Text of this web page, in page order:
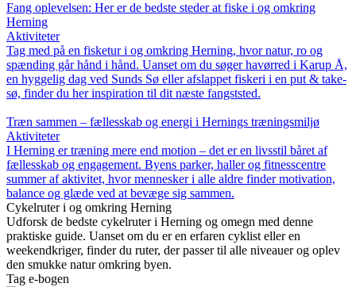
Fang oplevelsen: Her er de bedste steder at fiske i og omkring
Herning
Aktiviteter
Tag med på en fisketur i og omkring Herning, hvor natur, ro og
spænding går hånd i hånd. Uanset om du søger havørred i Karup Å,
en hyggelig dag ved Sunds Sø eller afslappet fiskeri i en put & take-
sø, finder du her inspiration til dit næste fangststed.
Træn sammen – fællesskab og energi i Hernings træningsmiljø
Aktiviteter
I Herning er træning mere end motion – det er en livsstil båret af
fællesskab og engagement. Byens parker, haller og fitnesscentre
summer af aktivitet, hvor mennesker i alle aldre finder motivation,
balance og glæde ved at bevæge sig sammen.
Cykelruter i og omkring Herning
Udforsk de bedste cykelruter i Herning og omegn med denne
praktiske guide. Uanset om du er en erfaren cyklist eller en
weekendkriger, finder du ruter, der passer til alle niveauer og oplev
den smukke natur omkring byen.
Tag e-bogen